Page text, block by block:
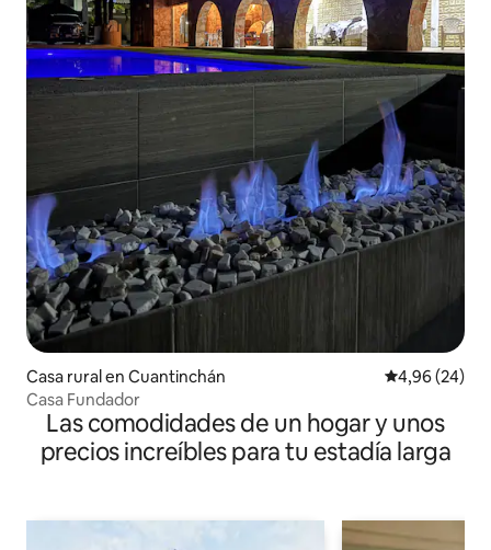
Casa rural en Cuantinchán Calificación
4,96 (24)
Casa Fundador
Las comodidades de un hogar y unos
precios increíbles para tu estadía larga